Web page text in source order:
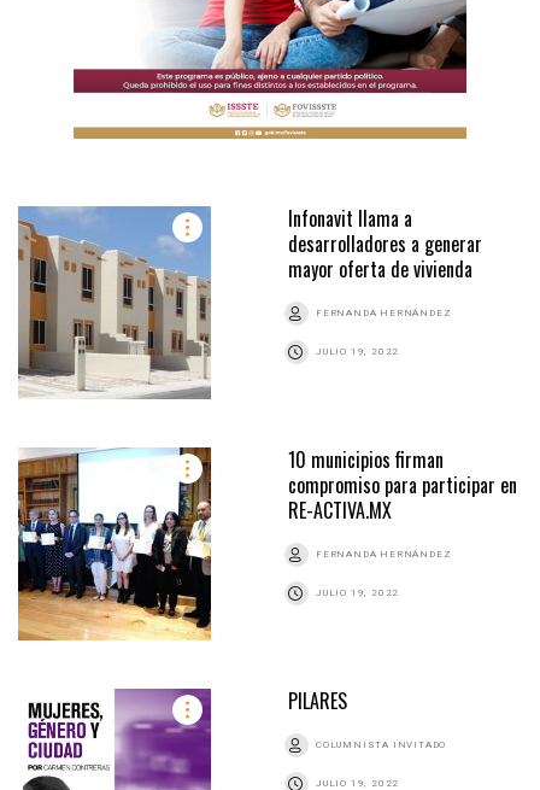
Infonavit llama a
desarrolladores a generar
mayor oferta de vivienda
FERNANDA HERNÁNDEZ
JULIO 19, 2022
10 municipios firman
compromiso para participar en
RE-ACTIVA.MX
FERNANDA HERNÁNDEZ
JULIO 19, 2022
PILARES
COLUMNISTA INVITADO
JULIO 19, 2022